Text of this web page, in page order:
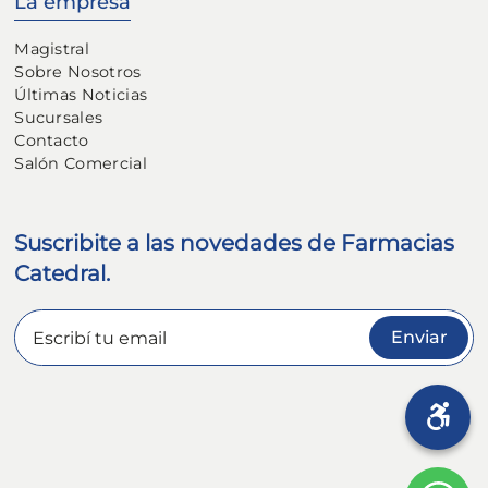
Magistral
Sobre Nosotros
Últimas Noticias
Sucursales
Contacto
Salón Comercial
Suscribite a las novedades de Farmacias
Catedral.
Enviar